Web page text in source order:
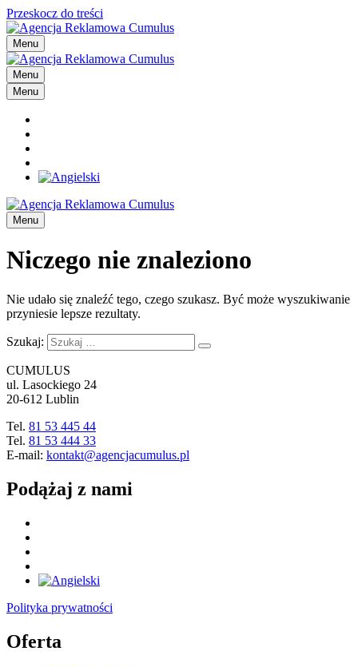
Przeskocz do treści
Menu
Menu
Menu
Menu
Niczego nie znaleziono
Nie udało się znaleźć tego, czego szukasz. Być może wyszukiwanie
przyniesie lepsze rezultaty.
Szukaj:
CUMULUS
ul. Lasockiego 24
20-612 Lublin
Tel. 81 53 445 44
Tel. 81 53 444 33
E-mail: kontakt@agencjacumulus.pl
Podążaj z nami
Polityka prywatności
Oferta